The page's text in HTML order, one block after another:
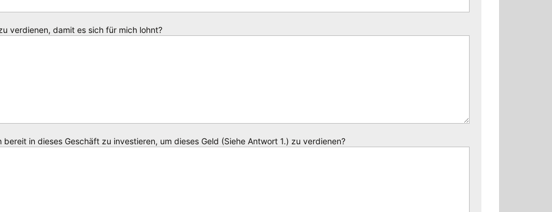
verdienen, damit es sich für mich lohnt?
in dieses Geschäft zu investieren, um dieses Geld (Siehe Antwort 1.) zu verdienen?